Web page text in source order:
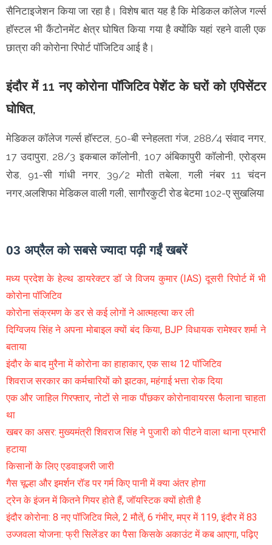
सैनिटाइजेशन किया जा रहा है। विशेष बात यह है कि मेडिकल कॉलेज गर्ल्स
हॉस्टल भी कैंटोनमेंट क्षेत्र घोषित किया गया है क्योंकि यहां रहने वाली एक
छात्रा की कोरोना रिपोर्ट पॉजिटिव आई है।
इंदौर में 11 नए कोरोना पॉजिटिव पेशेंट के घरों को एपिसेंटर
घोषित,
मेडिकल कॉलेज गर्ल्स हॉस्टल, 50-बी स्नेहलता गंज, 288/4 संवाद नगर,
17 उदापुरा, 28/3 इकबाल कॉलोनी, 107 अंबिकापुरी कॉलोनी, एरोड्रम
रोड, 91-सी गांधी नगर, 39/2 मोती तबेला, गली नंबर 11 चंदन
नगर,अलशिफा मेडिकल वाली गली, सागौरकुटी रोड बेटमा 102-ए सुखलिया
03 अप्रैल को सबसे ज्यादा पढ़ी गईं खबरें
मध्य प्रदेश के हेल्थ डायरेक्टर डॉ जे विजय कुमार (IAS) दूसरी रिपोर्ट में भी
कोरोना पॉजिटिव
कोरोना संक्रमण के डर से कई लोगों ने आत्महत्या कर ली
दिग्विजय सिंह ने अपना मोबाइल क्यों बंद किया, BJP विधायक रामेश्वर शर्मा ने
बताया
इंदौर के बाद मुरैना में कोरोना का हाहाकार, एक साथ 12 पॉजिटिव
शिवराज सरकार का कर्मचारियों को झटका, महंगाई भत्ता रोक दिया
एक और जाहिल गिरफ्तार, नोटों से नाक पौंछकर कोरोनावायरस फैलाना चाहता
था
खबर का असर: मुख्यमंत्री शिवराज सिंह ने पुजारी को पीटने वाला थाना प्रभारी
हटाया
किसानों के लिए एडवाइजरी जारी
गैस चूल्हा और इमर्शन रॉड पर गर्म किए पानी में क्या अंतर होगा
ट्रेन के इंजन में कितने गियर होते हैं, जॉयस्टिक क्यों होती है
इंदौर कोरोना: 8 नए पॉजिटिव मिले, 2 मौतें, 6 गंभीर, मप्र में 119, इंदौर में 83
उज्जवला योजना: फ्री सिलेंडर का पैसा किसके अकाउंट में कब आएगा, पढ़िए